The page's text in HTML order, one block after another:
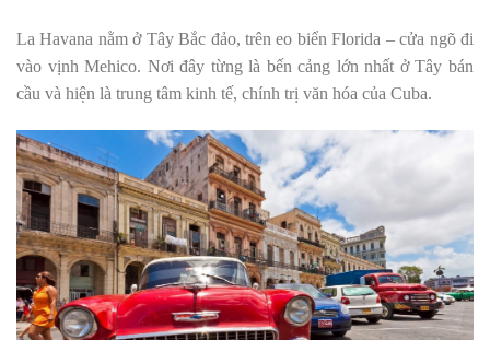
La Havana nằm ở Tây Bắc đảo, trên eo biển Florida – cửa ngõ đi
vào vịnh Mehico. Nơi đây từng là bến cảng lớn nhất ở Tây bán
cầu và hiện là trung tâm kinh tế, chính trị văn hóa của Cuba.